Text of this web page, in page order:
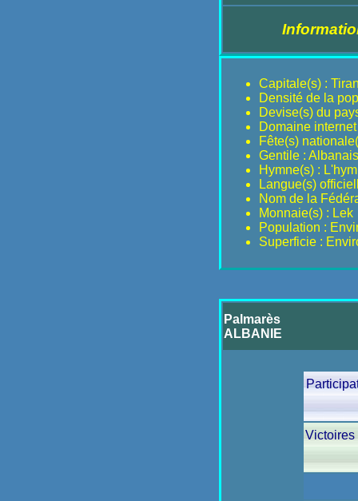
Capitale(s) :
Densité de la
Devise(s) du
Domaine
Fête(s)
Gentile :
Hymne(s) :
Langue(s)
Nom de la
Monnaie(s) : Lek
Population :
Superficie :
Palmarès
ALBANIE
Victoires